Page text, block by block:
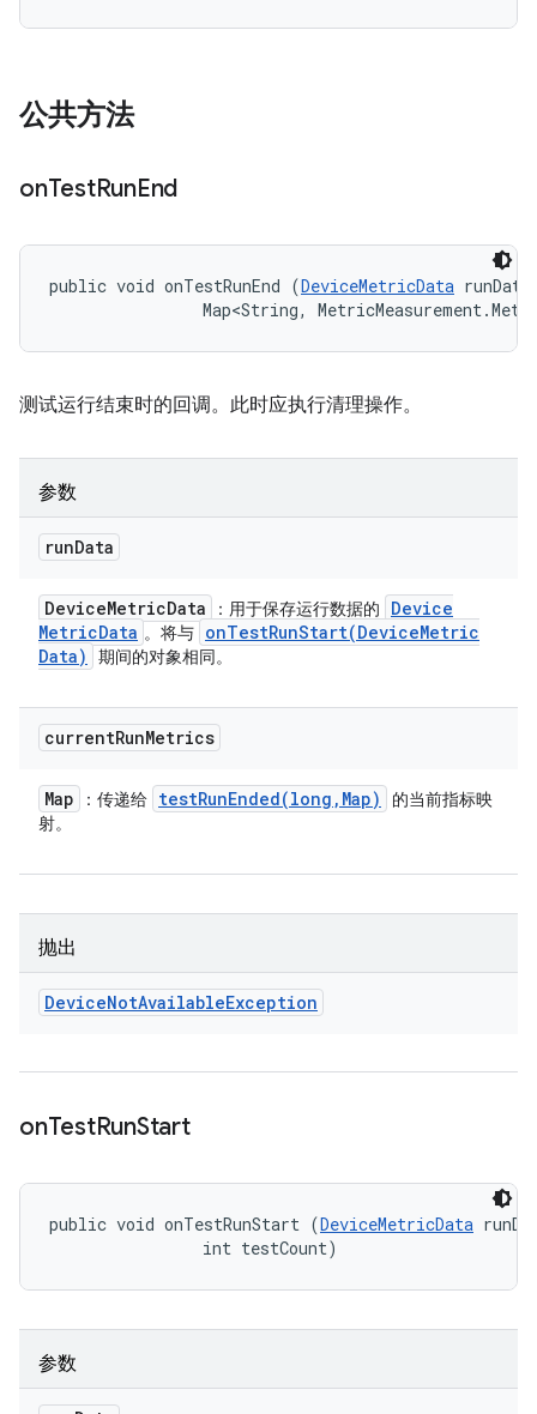
公共方法
onTestRunEnd
public void onTestRunEnd (DeviceMetricData
Map<String,
测试运行结束时的回调。此时应执行清理操作。
参数
runData
DeviceMetricData ：用于保存运行数据的
Device
MetricData 。将与 onTestRunStart(DeviceMetric
Data)
期间的对象相同。
currentRunMetrics
Map ：传递给 testRunEnded(long , Map)
的当前指标映
射。
抛出
DeviceNotAvailableException
onTestRunStart
public void onTestRunStart (DeviceMetricData
                int testCount)
参数